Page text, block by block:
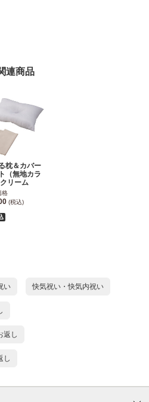
連商品
枕＆カバー
（無地カラ
リーム
格
(税込)
い 快気祝い・快気内祝い
返し
し